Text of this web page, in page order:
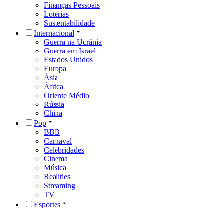
Finanças Pessoais
Loterias
Sustentabilidade
Internacional
Guerra na Ucrânia
Guerra em Israel
Estados Unidos
Europa
Ásia
África
Oriente Médio
Rússia
China
Pop
BBB
Carnaval
Celebridades
Cinema
Música
Realities
Streaming
TV
Esportes